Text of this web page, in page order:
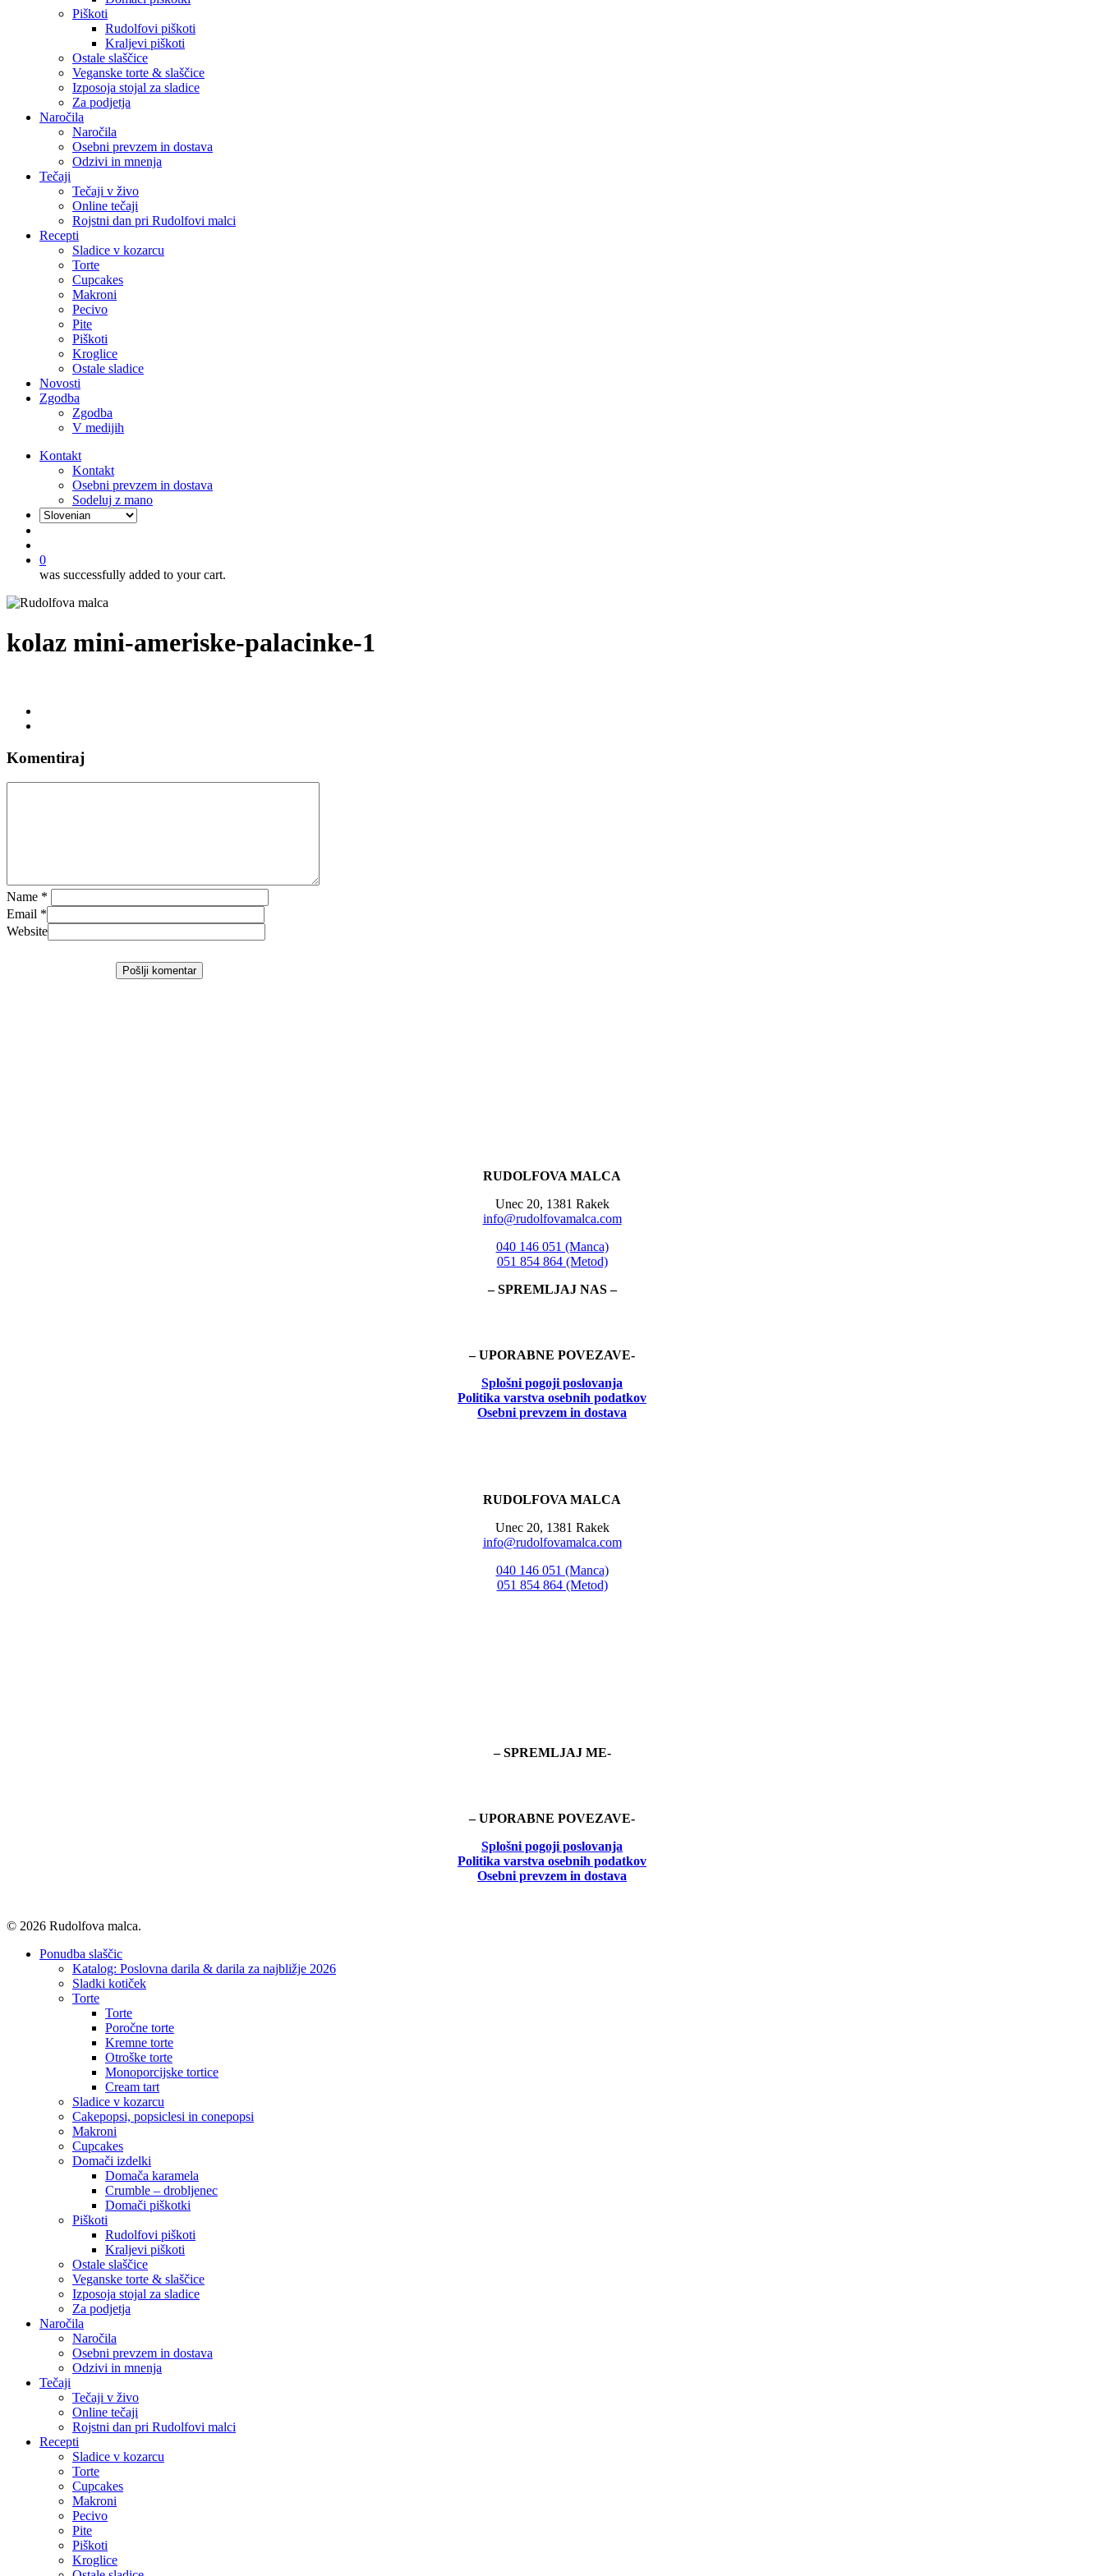
Piškoti
Rudolfovi piškoti
Kraljevi piškoti
Ostale slaščice
Veganske torte & slaščice
Izposoja stojal za sladice
Za podjetja
Naročila
Naročila
Osebni prevzem in dostava
Odzivi in mnenja
Tečaji
Tečaji v živo
Online tečaji
Rojstni dan pri Rudolfovi malci
Recepti
Sladice v kozarcu
Torte
Cupcakes
Makroni
Pecivo
Pite
Piškoti
Kroglice
Ostale sladice
Novosti
Zgodba
Zgodba
V medijih
Kontakt
Kontakt
Osebni prevzem in dostava
Sodeluj z mano
0
was successfully added to your cart.
kolaz mini-ameriske-palacinke-1
Komentiraj
Name *
Email *
Website
RUDOLFOVA MALCA
Unec 20, 1381 Rakek
info@rudolfovamalca.com
040 146 051 (Manca)
051 854 864 (Metod)
– SPREMLJAJ NAS –
– UPORABNE POVEZAVE-
Splošni pogoji poslovanja
Politika varstva osebnih podatkov
Osebni prevzem in dostava
RUDOLFOVA MALCA
Unec 20, 1381 Rakek
info@rudolfovamalca.com
040 146 051 (Manca)
051 854 864 (Metod)
– SPREMLJAJ ME-
– UPORABNE POVEZAVE-
Splošni pogoji poslovanja
Politika varstva osebnih podatkov
Osebni prevzem in dostava
© 2026 Rudolfova malca.
Close
Ponudba slaščic
Katalog: Poslovna darila & darila za najbližje 2026
Sladki kotiček
Torte
Torte
Poročne torte
Kremne torte
Otroške torte
Monoporcijske tortice
Cream tart
Sladice v kozarcu
Cakepopsi, popsiclesi in conepopsi
Makroni
Cupcakes
Domači izdelki
Domača karamela
Crumble – drobljenec
Domači piškotki
Piškoti
Rudolfovi piškoti
Kraljevi piškoti
Ostale slaščice
Veganske torte & slaščice
Izposoja stojal za sladice
Za podjetja
Naročila
Naročila
Osebni prevzem in dostava
Odzivi in mnenja
Tečaji
Tečaji v živo
Online tečaji
Rojstni dan pri Rudolfovi malci
Recepti
Sladice v kozarcu
Torte
Cupcakes
Makroni
Pecivo
Pite
Piškoti
Kroglice